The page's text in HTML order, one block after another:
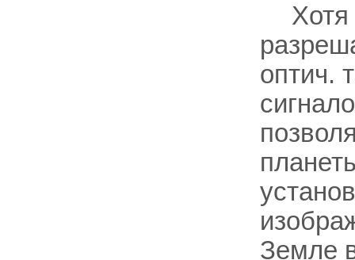
оптич.
Земле